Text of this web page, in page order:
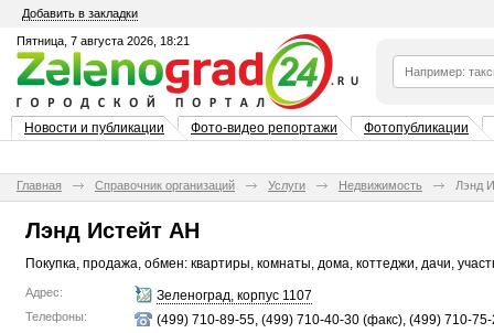
Добавить в закладки
Пятница, 7 августа 2026, 18:21
Новости и публикации Фото-видео репортажи Фотопубликации
Главная Справочник организаций Услуги Недвижимость Лэнд
Лэнд Истейт АН
Покупка, продажа, обмен: квартиры, комнаты, дома, коттеджи, дачи,
Адрес: Зеленоград, корпус 1107
Телефоны: (499) 710-89-55, (499) 710-40-30 (факс), (499) 710-